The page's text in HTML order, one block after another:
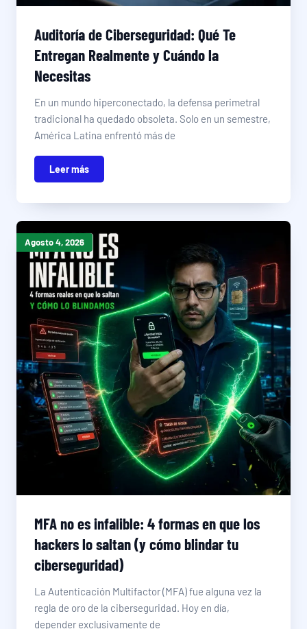
Auditoría de Ciberseguridad: Qué Te
Entregan Realmente y Cuándo la
Necesitas
En un mundo hiperconectado, la defensa perimetral
tradicional ha quedado obsoleta. Solo en un semestre,
América Latina enfrentó más de
Leer más
Agosto 4, 2026
MFA no es infalible: 4 formas en que los
hackers lo saltan (y cómo blindar tu
ciberseguridad)
La Autenticación Multifactor (MFA) fue alguna vez la
regla de oro de la ciberseguridad. Hoy en día,
depender exclusivamente de